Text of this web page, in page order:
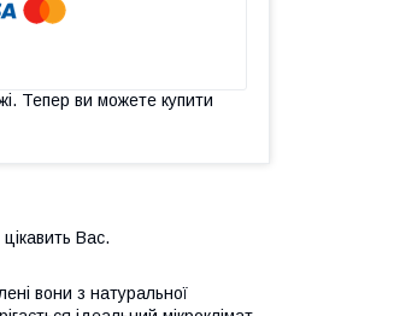
Тепер ви можете купити
Вас.
вони з натуральної